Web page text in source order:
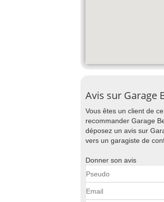
Avis sur Garage
Vous êtes un client de
recommander Garage
déposez un avis sur
vers un garagiste de
Donner son avis